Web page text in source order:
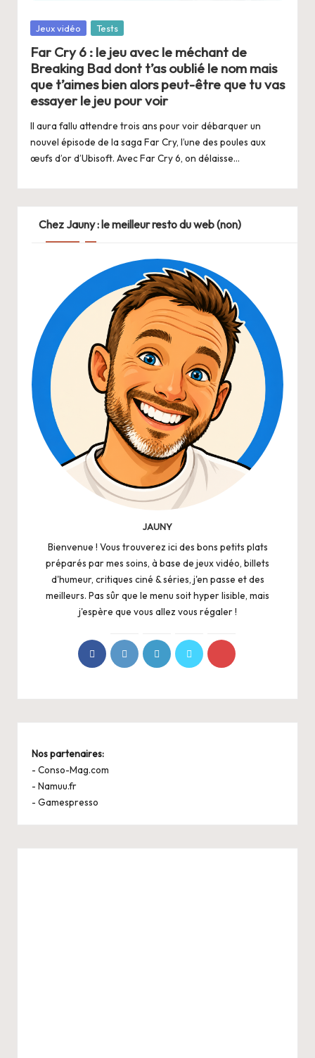
Posted
Jeux vidéo Tests
Far Cry 6 : le jeu avec le méchant de
Breaking Bad dont t’as oublié le nom mais
que t’aimes bien alors peut-être que tu vas
essayer le jeu pour voir
Il aura fallu attendre trois ans pour voir débarquer un
nouvel épisode de la saga Far Cry, l’une des poules aux
œufs d’or d’Ubisoft. Avec Far Cry 6, on délaisse…
Chez Jauny : le meilleur resto du web (non)
JAUNY
Bienvenue ! Vous trouverez ici des bons petits plats
préparés par mes soins, à base de jeux vidéo, billets
d'humeur, critiques ciné & séries, j'en passe et des
meilleurs. Pas sûr que le menu soit hyper lisible, mais
j'espère que vous allez vous régaler !
Nos partenaires:
- Conso-Mag.com
- Namuu.fr
- Gamespresso